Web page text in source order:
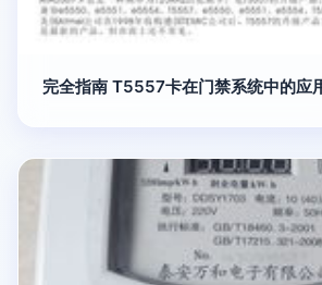
完全指南 T5557卡在门禁系统中的应